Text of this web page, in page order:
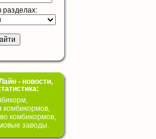
разделах:
- новости,
комбикормов,
комбикормов,
заводы.